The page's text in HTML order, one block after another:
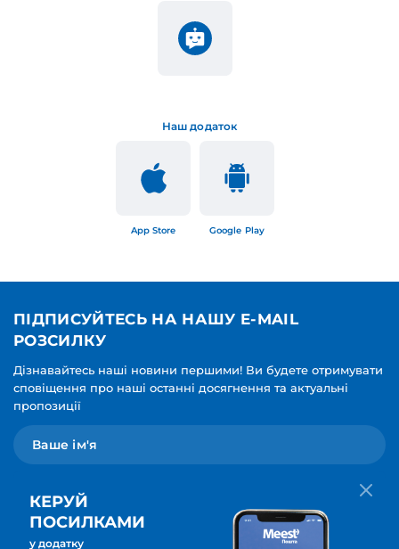
Наш додаток
App Store Google Play
ПІДПИСУЙТЕСЬ НА НАШУ E-MAIL
РОЗСИЛКУ
Дізнавайтесь наші новини першими! Ви будете отримувати
сповіщення про наші останні досягнення та актуальні
пропозиції
КЕРУЙ
ПОСИЛКАМИ
у додатку